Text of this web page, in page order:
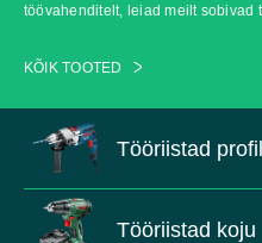
töövahenditelt, leiad meilt sobivad
KÕIK TOOTED
Tööriistad
Tööriistad koju